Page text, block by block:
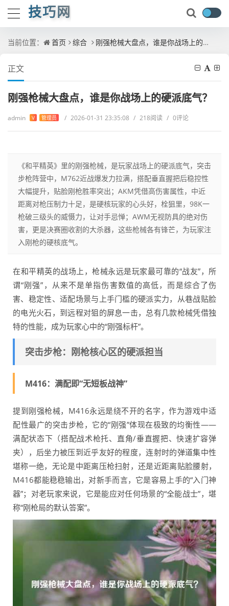
技巧网
当前位置： 首页 综合 刚强枪械大盘点，谁是你战场上的硬派底气？
正文
刚强枪械大盘点，谁是你战场上的硬派底气？
admin V 管理员 / 2026-01-31 23:35:08 / 218阅读 / 0评论
《和平精英》里的刚强枪械，是玩家战场上的硬派底气，突击
步枪阵营中，M762近战爆发力拉满，搭配垂直握把后稳控性
大幅提升，贴脸刚枪胜率突出；AKM凭借高伤害属性，中近
距离对枪压制力十足，是硬核玩家的心头好，栓狙里，98K一
枪破三级头的威慑力，让对手忌惮；AWM无视防具的绝对伤
害，更是决赛圈收割的大杀器，这些枪械各有锋芒，为玩家注
入刚枪的硬核底气。
在和平精英的战场上，枪械永远是玩家最可靠的“战友”，所
谓“刚强”，从来不是单指伤害数值的高低，而是综合了伤
害、稳定性、适配场景与上手门槛的硬派实力，从巷战贴脸
的电光火石，到远程对狙的屏息一击，总有几款枪械凭借独
特的性能，成为玩家心中的“刚强标杆”。
突击步枪：刚枪核心区的硬派担当
M416：满配即“无短板战神”
提到刚强枪械，M416永远是绕不开的名字，作为游戏中适
配性最广的突击步枪，它的“刚强”体现在极致的均衡性——
满配状态下（搭配战术枪托、直角/垂直握把、快速扩容弹
夹），后坐力被压到近乎友好的程度，连射时的弹道集中性
堪称一绝，无论是中距离压枪扫射，还是近距离贴脸腰射，
M416都能稳稳输出，对新手而言，它是容易上手的“入门神
器”；对老玩家来说，它是能应对任何场景的“全能战士”，堪
称“刚枪局的默认答案”。